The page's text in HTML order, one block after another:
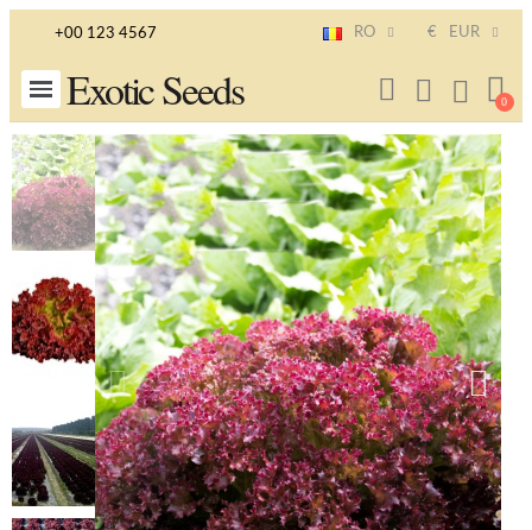
+00 123 4567 RO € EUR
Exotic Seeds